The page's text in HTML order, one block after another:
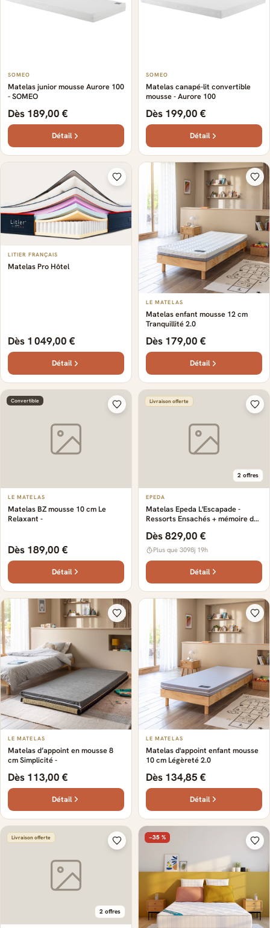
SOMEO
Matelas junior mousse Aurore 100
- SOMEO
Dès 189,00 €
Détail
SOMEO
Matelas canapé-lit convertible
mousse - Aurore 100
Dès 199,00 €
Détail
LITIER FRANÇAIS
Matelas Pro Hôtel
Dès 1 049,00 €
Détail
LE MATELAS
Matelas enfant mousse 12 cm
Tranquillité 2.0
Dès 179,00 €
Détail
Convertible
LE MATELAS
Matelas BZ mousse 10 cm Le
Relaxant -
Dès 189,00 €
Détail
Livraison offerte
2 offres
EPEDA
Matelas Epeda L'Escapade -
Ressorts Ensachés + mémoire de
Dès 829,00 €
Plus que 3098j 19h
Détail
LE MATELAS
Matelas d’appoint en mousse 8
cm Simplicité -
Dès 113,00 €
Détail
LE MATELAS
Matelas d'appoint enfant mousse
10 cm Légèreté 2.0
Dès 134,85 €
Détail
Livraison offerte
2 offres
−35 %